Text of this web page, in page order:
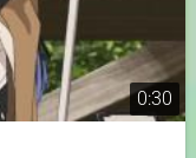
0:30